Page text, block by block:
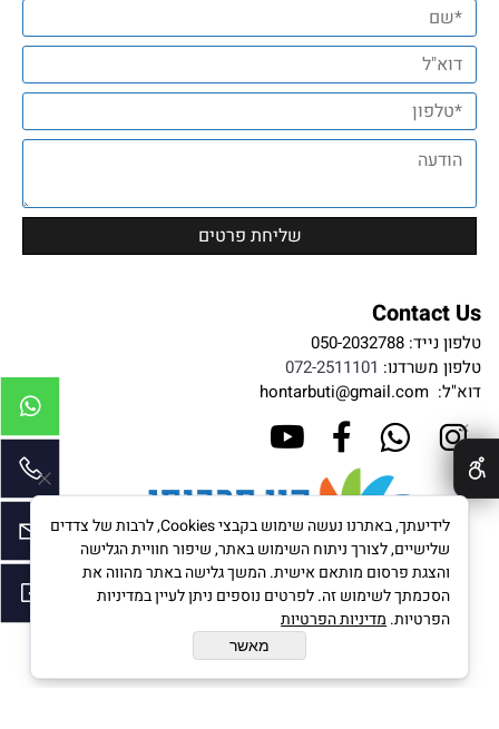
Contact Us
טלפון נייד: 050-2032788
טלפון משרדנו: 072-2511101
דוא"ל: hontarbuti@gmail.com
✕
לידיעתך, באתרנו נעשה שימוש בקבצי Cookies, לרבות של צדדים
שלישיים, לצורך ניתוח השימוש באתר, שיפור חוויית הגלישה
והצגת פרסום מותאם אישית. המשך גלישה באתר מהווה את
הסכמתך לשימוש זה. לפרטים נוספים ניתן לעיין במדיניות
הפרטיות. מדיניות הפרטיות
מאשר